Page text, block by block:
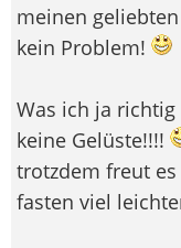
meinen
kein Problem!
Was ich ja
keine Gelüste!!!!
trotzdem freut
fasten viel